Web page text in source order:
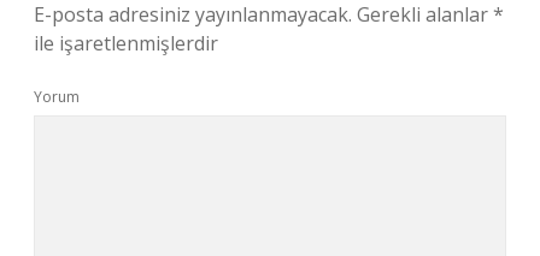
E-posta adresiniz yayınlanmayacak. Gerekli alanlar*
ile işaretlenmişlerdir
Yorum